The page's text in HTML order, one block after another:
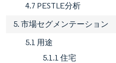
4.7 PESTLE分析
5. 市場セグメンテーション
5.1 用途
5.1.1 住宅